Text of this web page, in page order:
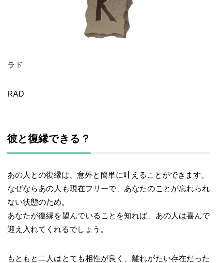
ラド
RAD
彼と復縁できる？
あの人との復縁は、意外と簡単に叶えることができます。
なぜならあの人も現在フリーで、あなたのことが忘れられ
ない状態のため。
あなたが復縁を望んでいることを知れば、あの人は喜んで
迎え入れてくれるでしょう。
もともと二人はとても相性が良く、離れがたい存在だった